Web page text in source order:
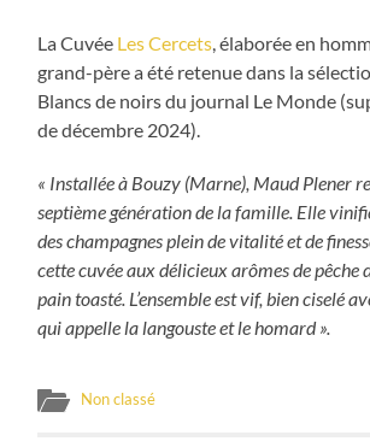
La Cuvée Les Cercets , élaborée en
grand-père a été retenue dans la
Blancs de noirs du journal Le Monde
de décembre 2024).
« Installée à Bouzy (Marne), Maud Plener
septième génération de la famille. Elle
des champagnes plein de vitalité et de
cette cuvée aux délicieux arômes de pêche
pain toasté. L’ensemble est vif, bien ciselé
qui appelle la langouste et le homard ».
Non classé